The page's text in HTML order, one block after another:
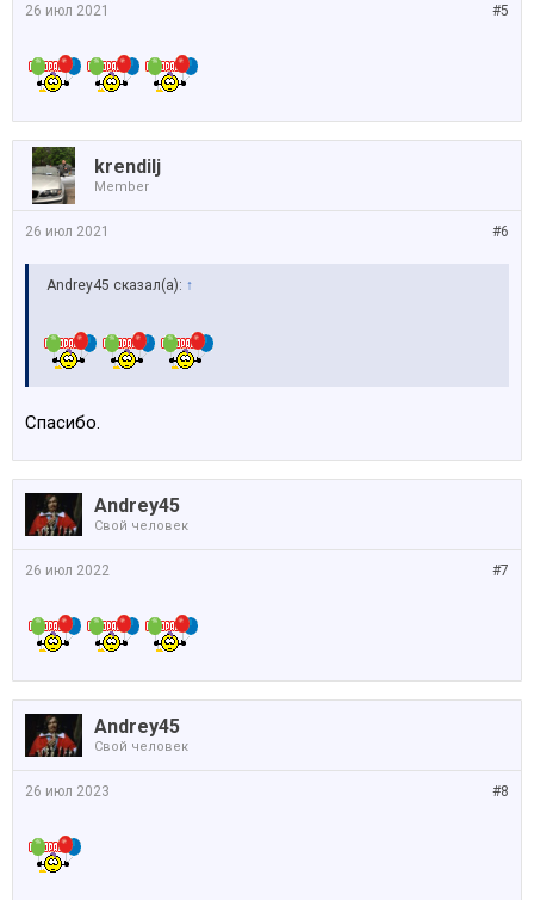
#5
26 июл 2021
krendilj
Member
#6
26 июл 2021
Andrey45 сказал(а): ↑
Спасибо.
Andrey45
Свой человек
#7
26 июл 2022
Andrey45
Свой человек
#8
26 июл 2023